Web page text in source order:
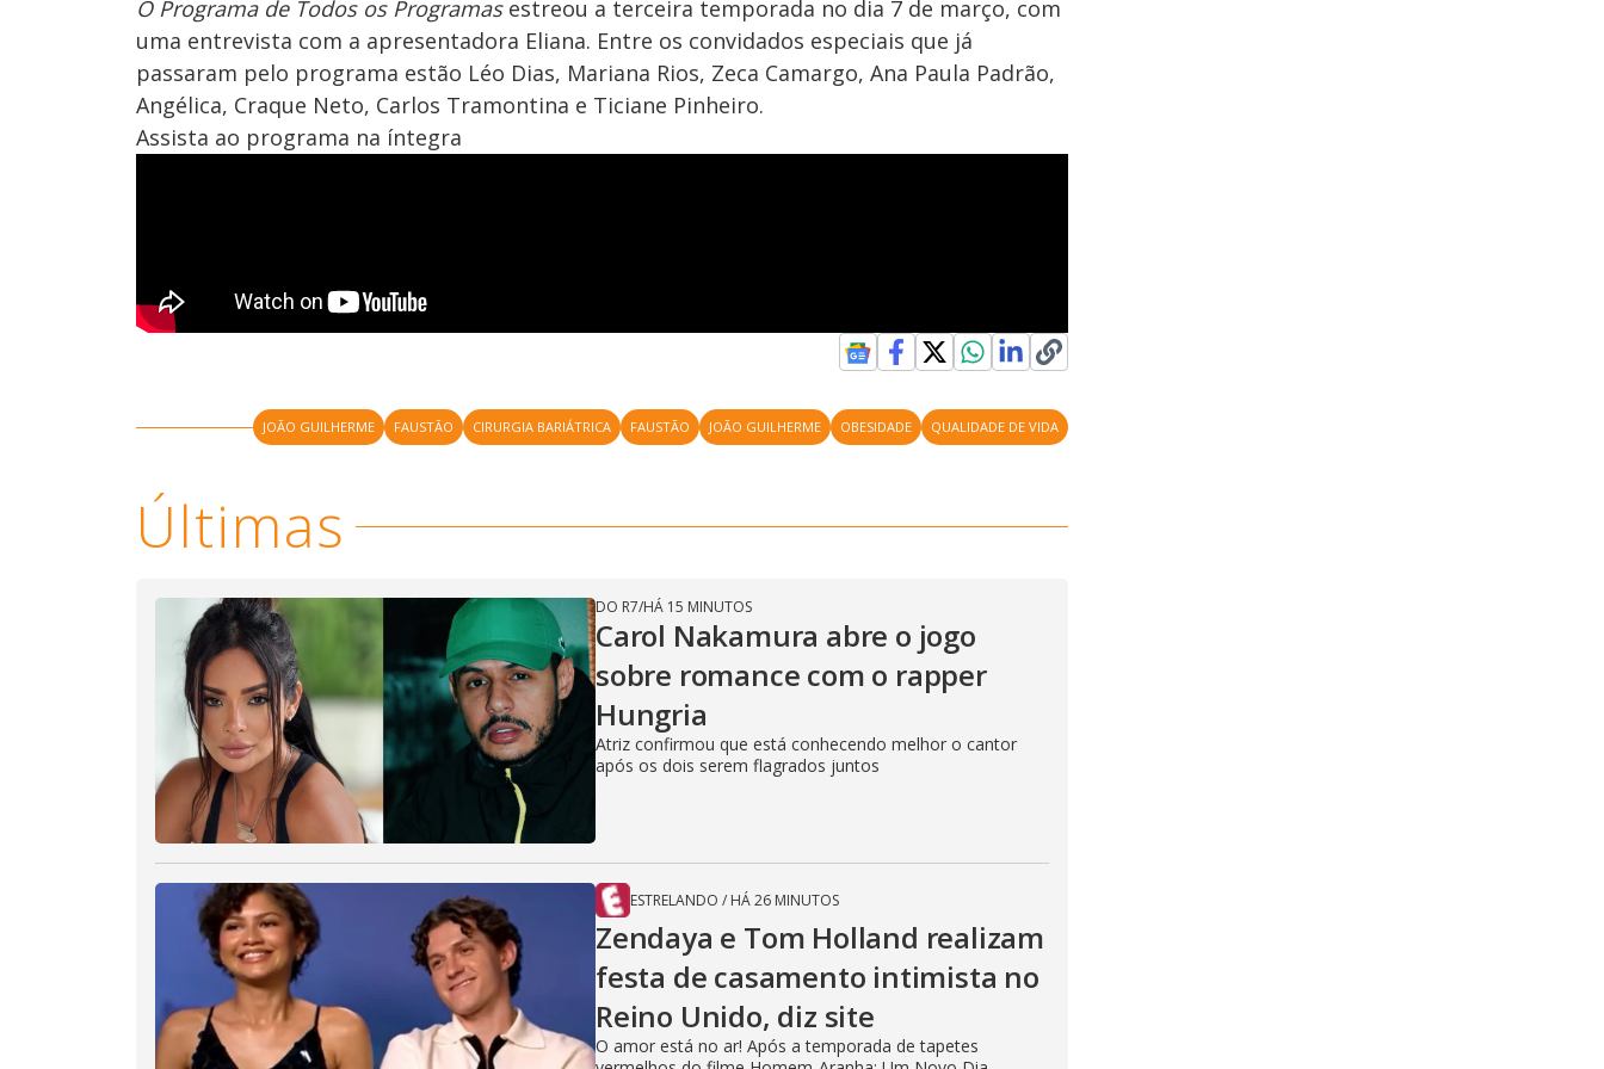
O Programa de Todos os Programasestreou a terceira temporada no dia 7 de março, com
uma entrevista com a apresentadora Eliana. Entre os convidados especiais que já
passaram pelo programa estão Léo Dias, Mariana Rios, Zeca Camargo, Ana Paula Padrão,
Angélica, Craque Neto, Carlos Tramontina e Ticiane Pinheiro.
Assista ao programa na íntegra
JOÃO GUILHERME FAUSTÃO CIRURGIA BARIÁTRICA FAUSTÃO JOÃO GUILHERME OBESIDADE QUALIDADE DE VIDA
Últimas
DO R7/HÁ 15 MINUTOS
Carol Nakamura abre o jogo
sobre romance com o rapper
Hungria
Atriz confirmou que está conhecendo melhor o cantor
após os dois serem flagrados juntos
ESTRELANDO / HÁ 26 MINUTOS
Zendaya e Tom Holland realizam
festa de casamento intimista no
Reino Unido, diz site
O amor está no ar! Após a temporada de tapetes